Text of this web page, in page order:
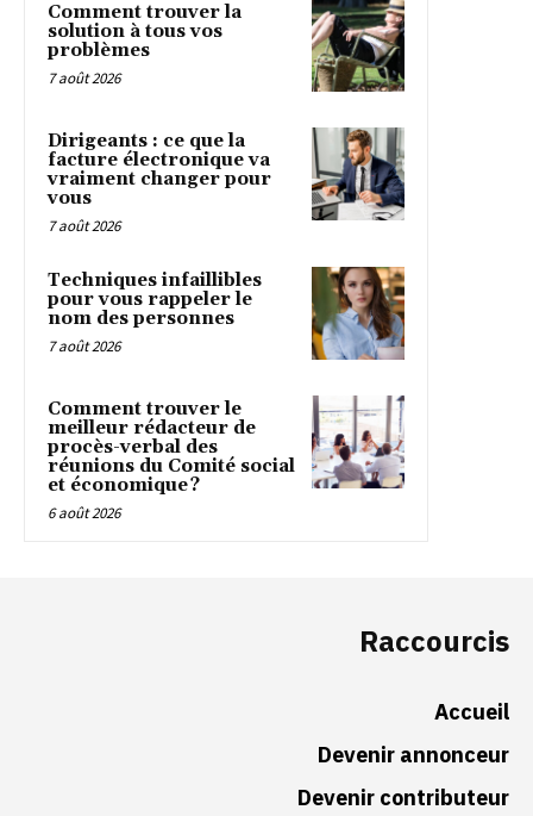
Comment trouver la
solution à tous vos
problèmes
7 août 2026
Dirigeants : ce que la
facture électronique va
vraiment changer pour
vous
7 août 2026
Techniques infaillibles
pour vous rappeler le
nom des personnes
7 août 2026
Comment trouver le
meilleur rédacteur de
procès-verbal des
réunions du Comité social
et économique ?
6 août 2026
Raccourcis
Accueil
Devenir annonceur
Devenir contributeur